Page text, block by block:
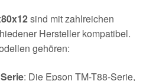
sind mit zahlreichen
Hersteller kompatibel.
gehören:
: Die Epson TM-T88-Serie,